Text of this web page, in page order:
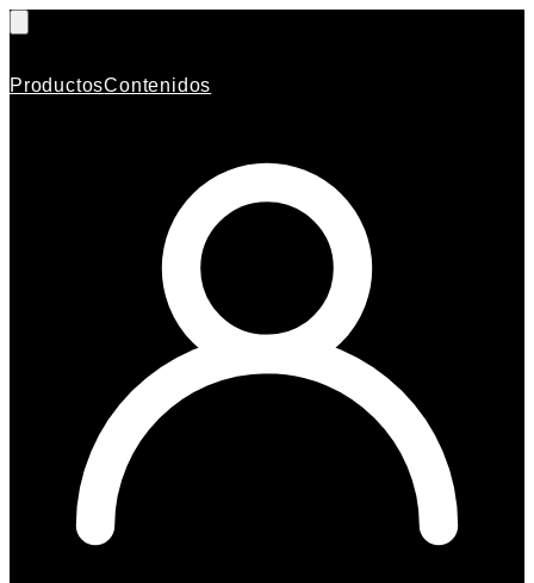
ProductosContenidos